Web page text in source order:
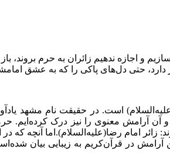
و اجازه ندهیم زائران به حرم بروند،
دارد، حتی دل‌های پاکی را که به عشق
است. در حقیقت نام مشهد
آن آرامش معنوی را نیز درک کرده‌ایم.
زائر امام رضا(علیه‌السلام).اما آنچه
در قرآن‌کریم به زیبایی بیان